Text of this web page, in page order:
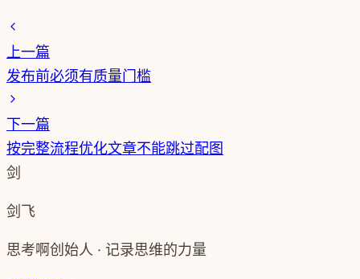
上一篇
发布前必须有质量门槛
下一篇
按完整流程优化文章不能跳过配图
剑
剑飞
思考啊创始人 · 记录思维的力量